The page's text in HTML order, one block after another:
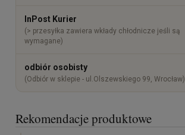
InPost Kurier
(> przesyłka zawiera wkłady chłodnicze jeśli są
wymagane)
odbiór osobisty
(Odbiór w sklepie - ul.Olszewskiego 99, Wrocław)
Rekomendacje produktowe